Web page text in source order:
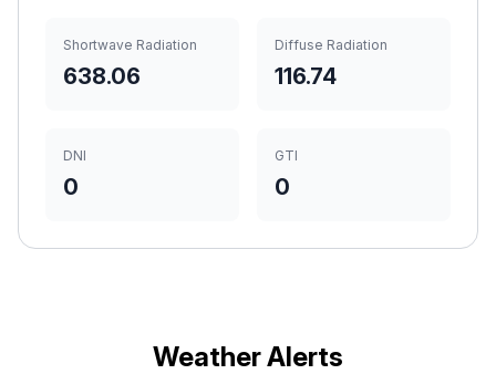
Shortwave Radiation
638.06
Diffuse Radiation
116.74
DNI
0
GTI
0
Weather Alerts